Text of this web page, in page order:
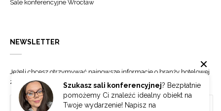
Szukasz sali konferencyjnej? Bezpłatnie
pomożemy Ci znaleźć idealny obiekt na
Twoje wydarzenie! Napisz na
Sale konferencyjne Wrocław
NEWSLETTER
Jeżeli chcesz otrzymywać najnowsze informacje o branży hotelowej
zapisz się do naszego newslettera.